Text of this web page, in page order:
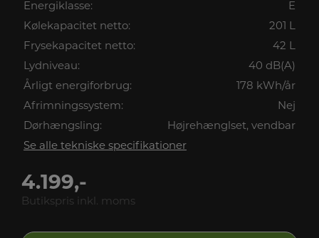
Energiklasse:
E
Kølekapacitet netto:
201 L
Frysekapacitet netto:
42 L
Lydniveau:
40 dB(A)
Årligt energiforbrug:
178 kWh/år
Afrimningssystem:
Nej
Dørhængsling:
Højrehænglset, vendbar
Se alle tekniske specifikationer
4.199,-
Butikspris inkl. moms